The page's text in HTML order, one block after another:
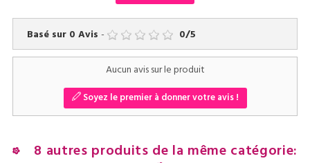
Basé sur 0 Avis - 0/5
Aucun avis sur le produit
Soyez le premier à donner votre avis !
8 autres produits de la même catégorie: